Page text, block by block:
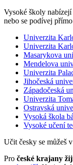
Vysoké školy
nebo se podívej
Univerzita
Univerzita
Masarykova
Mendelova
Univerzita
Jihočeská
Západočeská
Univerzita
Ostravská
Vysoká škola
Vysoké učení
Učit česky se můžeš v
Pro české krajany